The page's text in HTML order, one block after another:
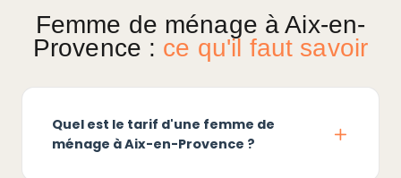
Femme de ménage à Aix-en-
Provence : ce qu'il faut savoir
Quel est le tarif d'une femme de
ménage à Aix-en-Provence ?